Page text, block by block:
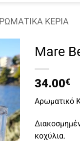
ΚΕΡΙΆ
Mare
34.00€
Aρωματικό
κοχύλια.